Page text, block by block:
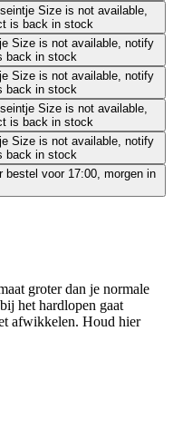
Size is not available,
is back in stock
Size is not available, notify
back in stock
Size is not available, notify
back in stock
Size is not available,
is back in stock
Size is not available, notify
back in stock
bestel voor 17:00, morgen in
groter dan je normale
het hardlopen gaat
afwikkelen. Houd hier